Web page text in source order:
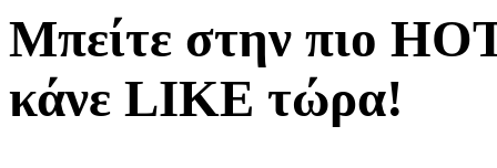
Μπείτε στην πιο
κάνε LIKE τώρα!